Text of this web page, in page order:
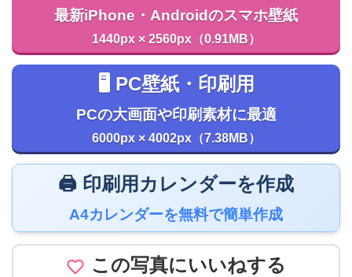
最新iPhone・Androidのスマホ壁紙
1440px × 2560px（0.91MB）
🖥️ PC壁紙・印刷用
PCの大画面や印刷素材に最適
6000px × 4002px（7.38MB）
🖨️ 印刷用カレンダーを作成
A4カレンダーを無料で簡単作成
この写真にいいねする